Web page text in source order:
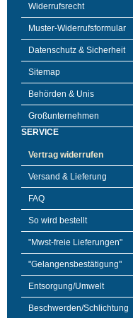
Widerrufsrecht
Muster-Widerrufsformular
Datenschutz & Sicherheit
Sitemap
Behörden & Unis
Großunternehmen
SERVICE
Vertrag widerrufen
Versand & Lieferung
FAQ
So wird bestellt
"Mwst-freie Lieferungen"
"Gelangensbestätigung"
Entsorgung/Umwelt
Beschwerden/Schlichtung